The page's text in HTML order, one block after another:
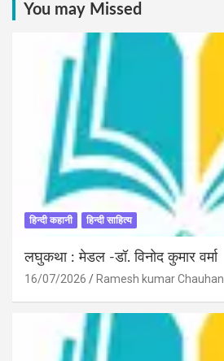
You may Missed
हिन्दी कहानी हिन्दी साहित्य
लघुकथा : मेडल -डॉ. विनोद कुमार वर्मा
16/07/2026 Ramesh kumar Chauhan